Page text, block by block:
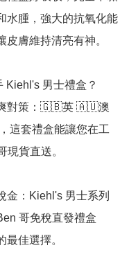
水腫，強大的抗氧化能
膚維持清亮有神。
Kiehl's 男士禮盒？
爽對策：🇬🇧英 🇦🇺澳
套禮盒能讓您在工
現貨直送。
金：Kiehl's 男士系列
哥免稅直發禮盒
佳選擇。